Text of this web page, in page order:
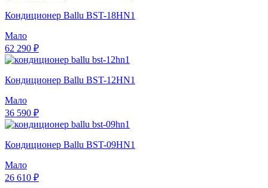
Кондиционер Ballu BST-18HN1
Мало
62 290 ₽
Кондиционер Ballu BST-12HN1
Мало
36 590 ₽
Кондиционер Ballu BST-09HN1
Мало
26 610 ₽